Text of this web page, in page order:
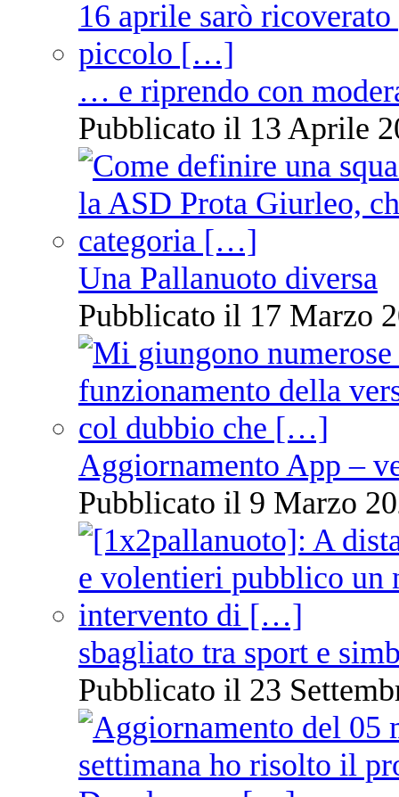
… e riprendo con
Pubblicato il 13 Aprile
Una Pallanuoto diversa
Pubblicato il 17 Marzo
Aggiornamento App –
Pubblicato il 9 Marzo
sbagliato tra sport e
Pubblicato il 23